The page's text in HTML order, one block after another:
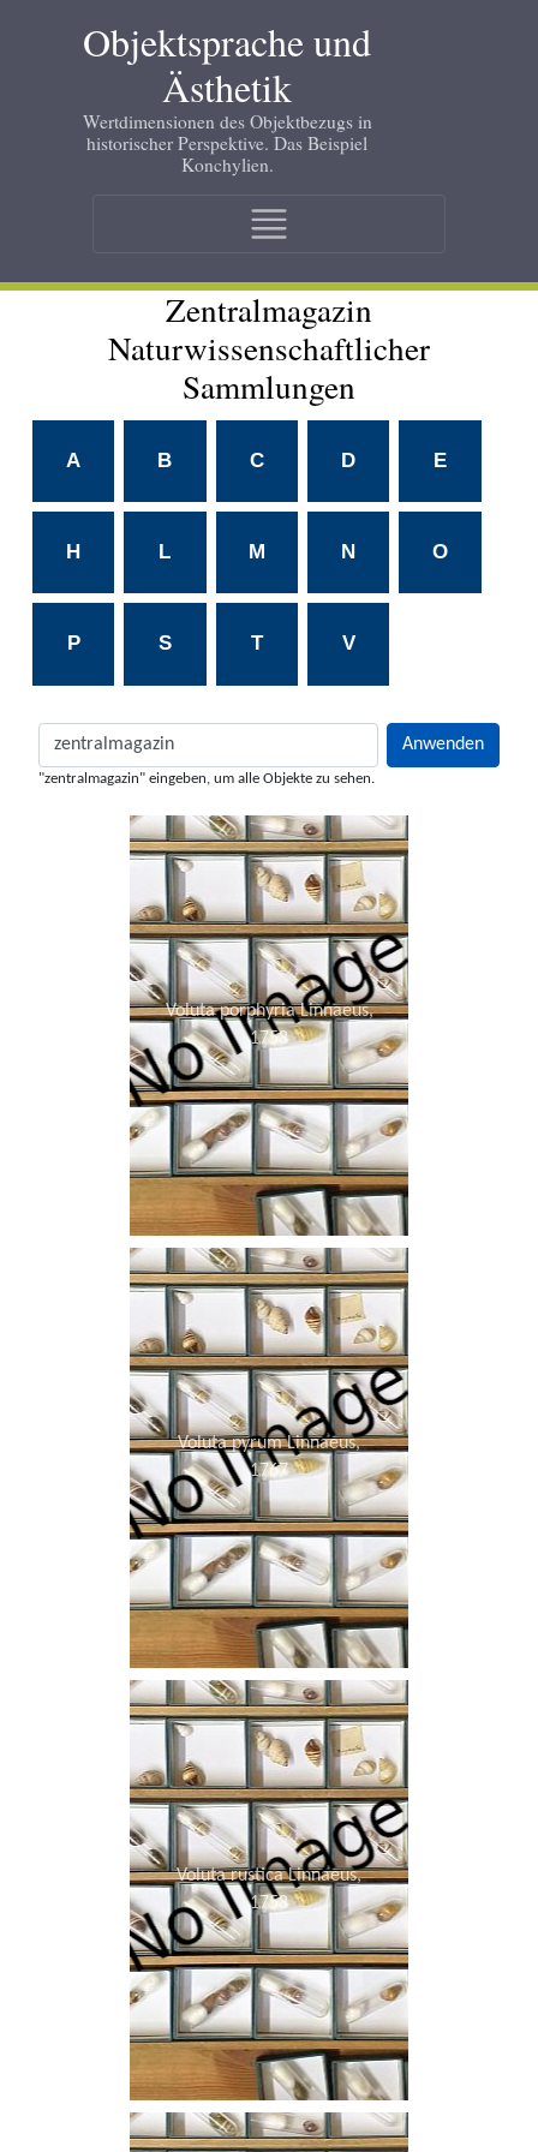
Objektsprache und
Ästhetik
Wertdimensionen des Objektbezugs in
historischer Perspektive. Das Beispiel
Konchylien.
Zentralmagazin
Naturwissenschaftlicher
Sammlungen
A B C D E
H L M N O
P S T V
"zentralmagazin" eingeben, um alle Objekte zu sehen.
Voluta porphyria Linnaeus,
1758
Voluta pyrum Linnaeus,
1767
Voluta rustica Linnaeus,
1758